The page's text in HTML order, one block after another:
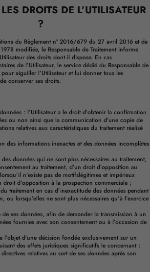
DROITS DE L’UTILISATEUR
?
du Règlement n° 2016/679 du 27 avril 2016 et de
modifiée, le Responsable de Traitement informe
des droits dont il dispose. En cas
de l’Utilisateur, le service dédié du Responsable de
aiguiller l’Utilisateur et lui donner tous les
conserver ses droits.
: l’Utilisateur a le droit d’obtenir la confirmation
ou non ainsi que la communication d’une copie de
relatives aux caractéristiques du traitement réalisé
des informations inexactes et des données incomplètes
données qui ne sont plus nécessaires au traitement,
au traitement, d’un droit d’opposition au
n’existe pas de motifslégitimes et impérieux
droit d’opposition à la prospection commerciale ;
traitement en cas d’inexactitude des données pendant
ou lorsqu’elles ne sont plus nécessaires qu’à l’exercice
ses données, afin de demander la transmission à un
fournies avec son consentement ou à l’occasion de
l’objet d’une décision fondée exclusivement sur un
des effets juridiques significatifs le concernant ;
relatives au sort de ses données après son